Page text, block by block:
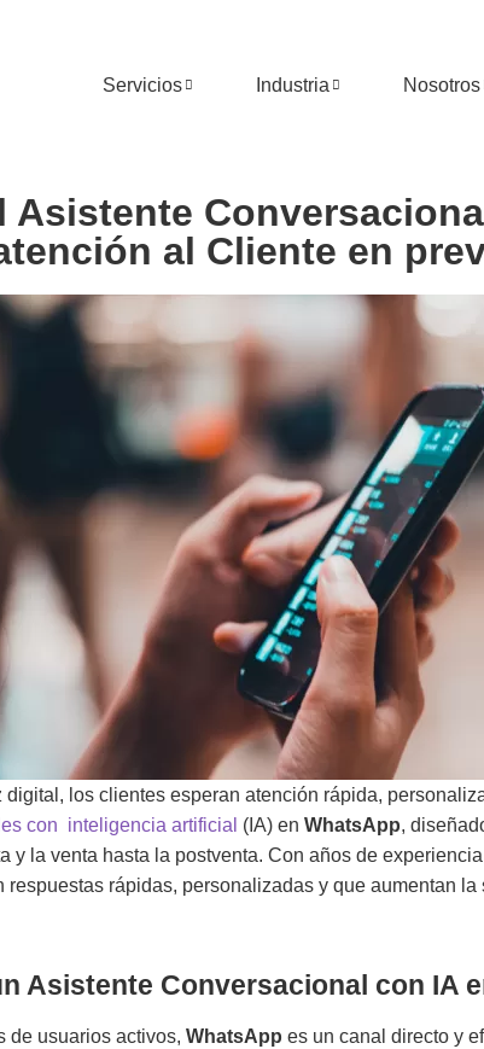
Servicios Industria Nosotros
Asistente
al Cliente en
digital, los clientes esperan atención rápida,
con inteligencia artificial (IA) en WhatsApp,
y la venta hasta la postventa. Con años de
respuestas rápidas, personalizadas y que aumentan
Asistente Conversacional con IA
de usuarios activos, WhatsApp es un canal directo y